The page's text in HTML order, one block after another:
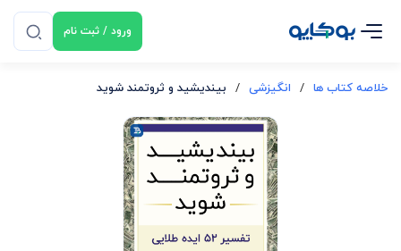
ورود / ثبت نام
خلاصه کتاب ها / انگیزشی / بیندیشید و ثروتمند شوید